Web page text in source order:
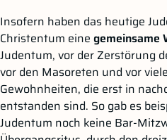
Insofern haben das heutige
Christentum eine gemeinsame
Judentum, vor der Zerstörung
vor den Masoreten und vor
Gewohnheiten, die erst in
entstanden sind. So gab es
Judentum noch keine Bar-